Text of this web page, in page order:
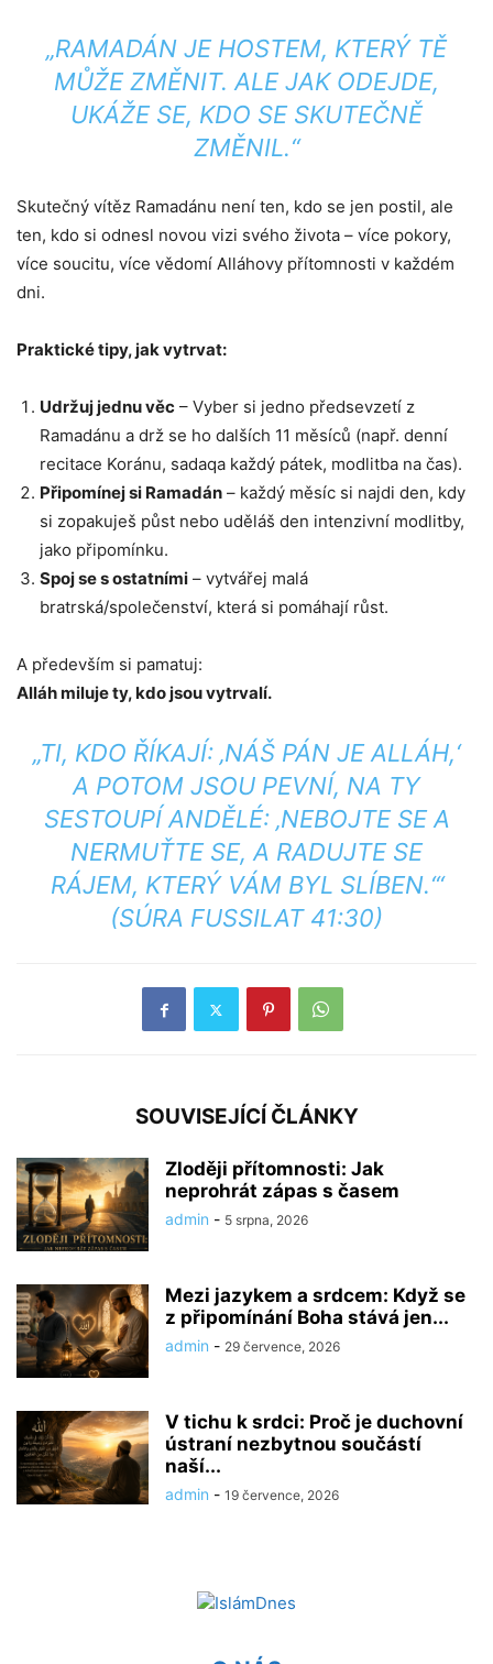
„RAMADÁN JE HOSTEM, KTERÝ TĚ
MŮŽE ZMĚNIT. ALE JAK ODEJDE,
UKÁŽE SE, KDO SE SKUTEČNĚ
ZMĚNIL.“
Skutečný vítěz Ramadánu není ten, kdo se jen postil, ale
ten, kdo si odnesl novou vizi svého života – více pokory,
více soucitu, více vědomí Alláhovy přítomnosti v každém
dni.
Praktické tipy, jak vytrvat:
Udržuj jednu věc – Vyber si jedno předsevzetí z
Ramadánu a drž se ho dalších 11 měsíců (např. denní
recitace Koránu, sadaqa každý pátek, modlitba na čas).
Připomínej si Ramadán – každý měsíc si najdi den, kdy
si zopakuješ půst nebo uděláš den intenzivní modlitby,
jako připomínku.
Spoj se s ostatními – vytvářej malá
bratrská/společenství, která si pomáhají růst.
A především si pamatuj:
Alláh miluje ty, kdo jsou vytrvalí.
„TI, KDO ŘÍKAJÍ: ‚NÁŠ PÁN JE ALLÁH,‘
A POTOM JSOU PEVNÍ, NA TY
SESTOUPÍ ANDĚLÉ: ‚NEBOJTE SE A
NERMUŤTE SE, A RADUJTE SE
RÁJEM, KTERÝ VÁM BYL SLÍBEN.‘“
(SÚRA FUSSILAT 41:30)
SOUVISEJÍCÍ ČLÁNKY
Zloději přítomnosti: Jak
neprohrát zápas s časem
admin - 5 srpna, 2026
Mezi jazykem a srdcem: Když se
z připomínání Boha stává jen...
admin - 29 července, 2026
V tichu k srdci: Proč je duchovní
ústraní nezbytnou součástí
naší...
admin - 19 července, 2026